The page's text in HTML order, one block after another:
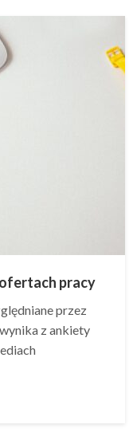
pracy
przez
z ankiety